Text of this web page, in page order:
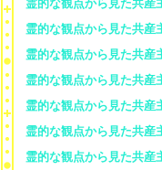
霊的な観点から見た共
霊的な観点から見た共
霊的な観点から見た共
霊的な観点から見た共
霊的な観点から見た共
霊的な観点から見た共
霊的な観点から見た共